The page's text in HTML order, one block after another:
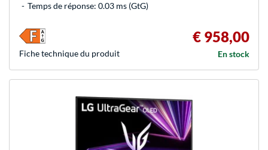
Temps de réponse: 0.03 ms (GtG)
€ 958,00
En stock
Fiche technique du produit